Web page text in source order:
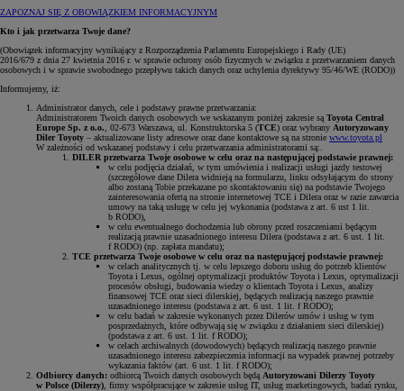
ZAPOZNAJ SIĘ Z OBOWIĄZKIEM INFORMACYJNYM
Kto i jak przetwarza Twoje dane?
(Obowiązek informacyjny wynikający z Rozporządzenia Parlamentu Europejskiego i Rady (UE)
2016/679 z dnia 27 kwietnia 2016 r. w sprawie ochrony osób fizycznych w związku z przetwarzaniem danych
osobowych i w sprawie swobodnego przepływu takich danych oraz uchylenia dyrektywy 95/46/WE (RODO))
Informujemy, iż:
Administrator danych, cele i podstawy prawne przetwarzania:
Administratorem Twoich danych osobowych we wskazanym poniżej zakresie są Toyota Central
Europe Sp. z o.o. , 02-673 Warszawa, ul. Konstruktorska 5 (TCE) oraz wybrany Autoryzowany
Diler Toyoty – aktualizowane listy adresowe oraz dane kontaktowe są na stronie www.toyota.pl
W zależności od wskazanej podstawy i celu przetwarzania administratorami są:.
DILER przetwarza Twoje osobowe w celu oraz na następującej podstawie prawnej:
w celu podjęcia działań, w tym umówienia i realizacji usługi jazdy testowej
(szczegółowe dane Dilera widnieją na formularzu, linku odsyłającym do strony
albo zostaną Tobie przekazane po skontaktowaniu się) na podstawie Twojego
zainteresowania ofertą na stronie internetowej TCE i Dilera oraz w razie zawarcia
umowy na taką usługę w celu jej wykonania (podstawa z art. 6 ust 1 lit.
b RODO),
w celu ewentualnego dochodzenia lub obrony przed roszczeniami będącym
realizacją prawnie uzasadnionego interesu Dilera (podstawa z art. 6 ust. 1 lit.
f RODO) (np. zapłata mandatu);
TCE przetwarza Twoje osobowe w celu oraz na następującej podstawie prawnej:
w celach analitycznych tj. w celu lepszego doboru usług do potrzeb klientów
Toyota i Lexus, ogólnej optymalizacji produktów Toyota i Lexus, optymalizacji
procesów obsługi, budowania wiedzy o klientach Toyota i Lexus, analizy
finansowej TCE oraz sieci dilerskiej, będących realizacją naszego prawnie
uzasadnionego interesu (podstawa z art. 6 ust. 1 lit. f RODO);
w celu badań w zakresie wykonanych przez Dilerów umów i usług w tym
posprzedażnych, które odbywają się w związku z działaniem sieci dilerskiej)
(podstawa z art. 6 ust. 1 lit. f RODO);
w celach archiwalnych (dowodowych) będących realizacją naszego prawnie
uzasadnionego interesu zabezpieczenia informacji na wypadek prawnej potrzeby
wykazania faktów (art. 6 ust. 1 lit. f RODO);
Odbiorcy danych: odbiorcą Twoich danych osobowych będą Autoryzowani Dilerzy Toyoty
w Polsce (Dilerzy) , firmy współpracujące w zakresie usług IT, usług marketingowych, badań rynku,